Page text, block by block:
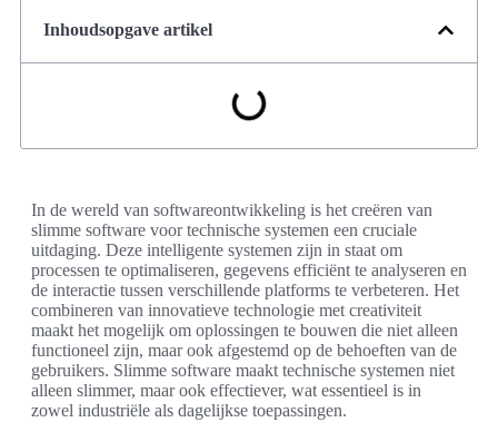
Inhoudsopgave artikel
In de wereld van softwareontwikkeling is het creëren van
slimme software voor technische systemen een cruciale
uitdaging. Deze intelligente systemen zijn in staat om
processen te optimaliseren, gegevens efficiënt te analyseren en
de interactie tussen verschillende platforms te verbeteren. Het
combineren van innovatieve technologie met creativiteit
maakt het mogelijk om oplossingen te bouwen die niet alleen
functioneel zijn, maar ook afgestemd op de behoeften van de
gebruikers. Slimme software maakt technische systemen niet
alleen slimmer, maar ook effectiever, wat essentieel is in
zowel industriële als dagelijkse toepassingen.